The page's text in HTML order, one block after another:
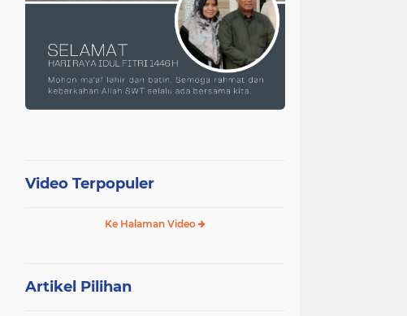
Video Terpopuler
Ke Halaman Video
Artikel Pilihan